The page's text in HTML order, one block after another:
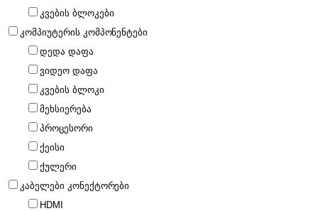
კვების ბლოკები
კომპიუტერის კომპონენტები
დედა დაფა
ვიდეო დაფა
კვების ბლოკი
მეხსიერება
პროცესორი
ქეისი
ქულერი
კაბელები კონექტორები
HDMI